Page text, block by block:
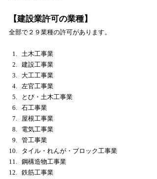
【建設業許可の業種】
全部で２９業種の許可があります。
土木工事業
建設工事業
大工工事業
左官工事業
とび・土木工事業
石工事業
屋根工事業
電気工事業
管工事業
タイル・れんが・ブロック工事業
鋼構造物工事業
鉄筋工事業